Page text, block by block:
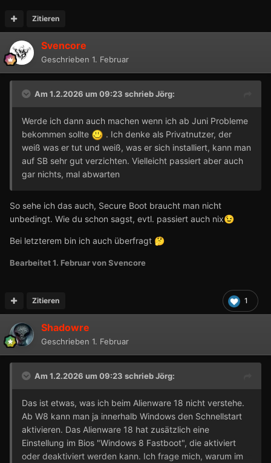
Zitieren
Svencore
Geschrieben 1. Februar
Am 1.2.2026 um 09:23 schriebJörg:
Werde ich dann auch machen wenn ich ab Juni Probleme
bekommen sollte
. Ich denke als Privatnutzer, der
weiß was er tut und weiß, was er sich installiert, kann man
auf SB sehr gut verzichten. Vielleicht passiert aber auch
gar nichts, mal abwarten
So sehe ich das auch, Secure Boot braucht man nicht
unbedingt. Wie du schon sagst, evtl. passiert auch nix😉
Bei letzterem bin ich auch überfragt 🤔
Bearbeitet1. Februarvon Svencore
1
Zitieren
Shadowre
Geschrieben 1. Februar
Am 1.2.2026 um 09:23 schriebJörg:
Das ist etwas, was ich beim Alienware 18 nicht verstehe.
Ab W8 kann man ja innerhalb Windows den Schnellstart
aktivieren. Das Alienware 18 hat zusätzlich eine
Einstellung im Bios "Windows 8 Fastboot", die aktiviert
oder deaktiviert werden kann. Ich frage mich, warum im